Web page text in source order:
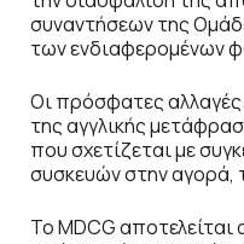
συναντήσεων της
των ενδιαφερομένων
Οι πρόσφατες
της αγγλικής
που σχετίζεται με
συσκευών στην αγορά,
Το MDCG